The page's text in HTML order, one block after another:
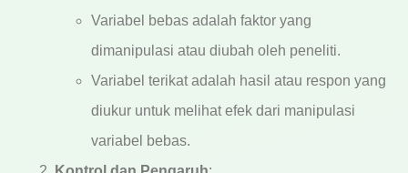
Variabel bebas adalah faktor yang
dimanipulasi atau diubah oleh peneliti.
Variabel terikat adalah hasil atau respon yang
diukur untuk melihat efek dari manipulasi
variabel bebas.